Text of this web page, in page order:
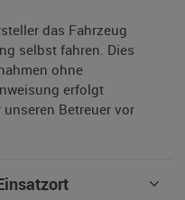
das Fahrzeug
selbst fahren. Dies
ohne
erfolgt
Betreuer vor